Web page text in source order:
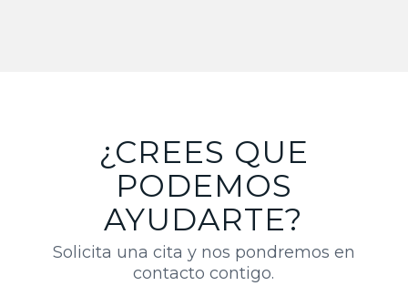
¿CREES QUE
PODEMOS
AYUDARTE?
Solicita una cita y nos pondremos en
contacto contigo.